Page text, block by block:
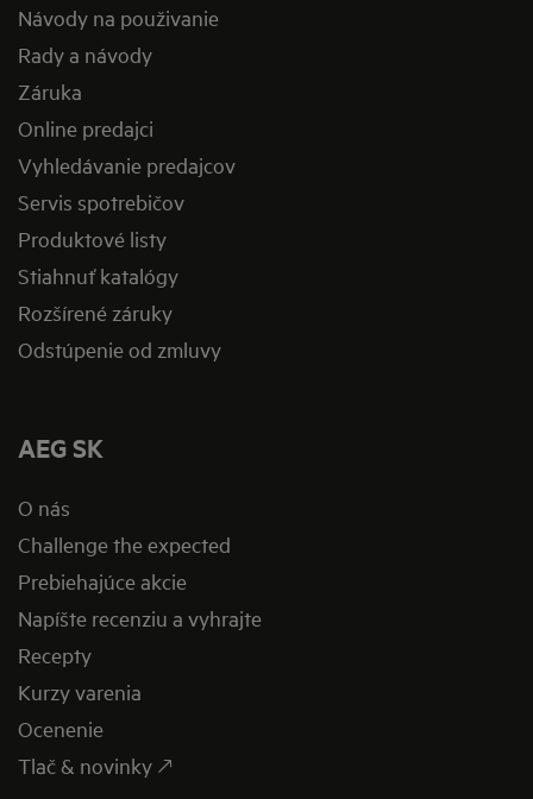
Návody na použivanie
Rady a návody
Záruka
Online predajci
Vyhledávanie predajcov
Servis spotrebičov
Produktové listy
Stiahnuť katalógy
Rozšírené záruky
Odstúpenie od zmluvy
AEG SK
O nás
Challenge the expected
Prebiehajúce akcie
Napíšte recenziu a vyhrajte
Recepty
Kurzy varenia
Ocenenie
Tlač & novinky 🡕